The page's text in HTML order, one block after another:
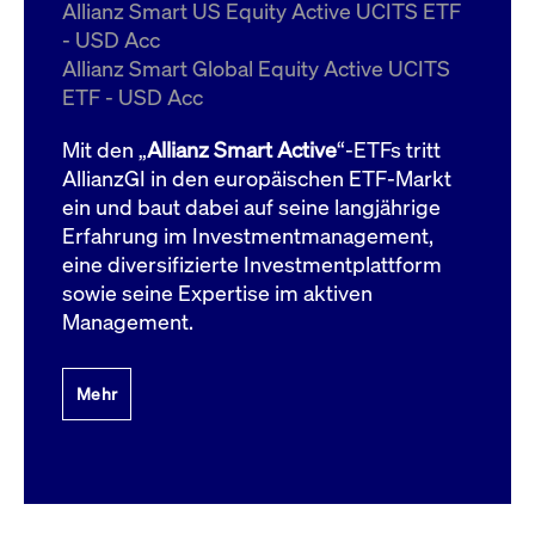
Allianz Smart US Equity Active UCITS ETF
- USD Acc
Allianz Smart Global Equity Active UCITS
ETF - USD Acc
Mit den „Allianz Smart Active“-ETFs tritt
AllianzGI in den europäischen ETF-Markt
ein und baut dabei auf seine langjährige
Erfahrung im Investmentmanagement,
eine diversifizierte Investmentplattform
sowie seine Expertise im aktiven
Management.
Mehr
ApplicationGatewayAffinityCORS
boerse.com
Domain
bis